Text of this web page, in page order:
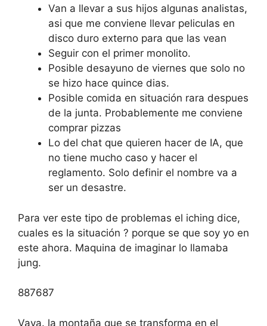
Van a llevar a sus hijos algunas analistas,
asi que me conviene llevar peliculas en
disco duro externo para que las vean
Seguir con el primer monolito.
Posible desayuno de viernes que solo no
se hizo hace quince dias.
Posible comida en situación rara despues
de la junta. Probablemente me conviene
comprar pizzas
Lo del chat que quieren hacer de IA, que
no tiene mucho caso y hacer el
reglamento. Solo definir el nombre va a
ser un desastre.
Para ver este tipo de problemas el iching dice,
cuales es la situación ? porque se que soy yo en
este ahora. Maquina de imaginar lo llamaba
jung.
887687
Vaya. la montaña que se transforma en el